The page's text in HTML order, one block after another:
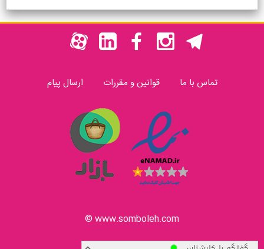
تماس با ما قوانین و مقررات ارسال پیام
www.somboleh.com ©